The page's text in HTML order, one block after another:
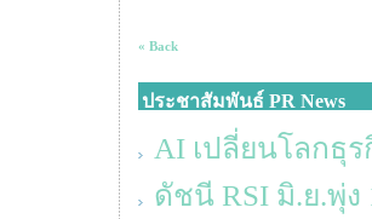
« Back
ประชาสัมพันธ์ PR News
AI เปลี่ยนโลกธุ
ดัชนี RSI มิ.ย.พุ่ง